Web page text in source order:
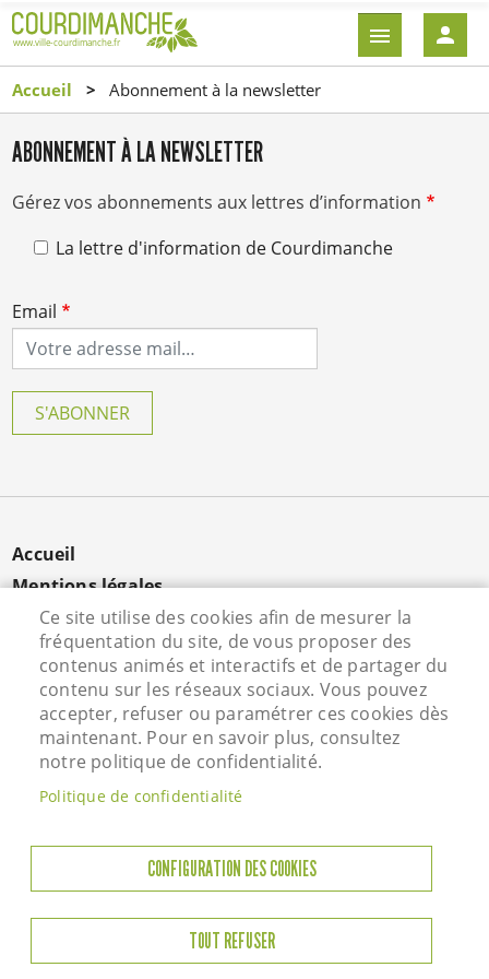
contenu
principal
EN-
TÊTE
Accueil Abonnement à la newsletter
ABONNEMENT À LA NEWSLETTER
Gérez vos abonnements aux lettres d’information
La lettre d'information de Courdimanche
Email
S'ABONNER
MENU
PIED
PAGE
Accueil
Mentions légales
Données personnelles
Cookies
Contact
S'identifier
Hôtel de Ville - Rue Vieille Saint Martin - 95800
Courdimanche - Tél. 01 34 46 72 00
Horaires d'ouverture
Mardi : 8h45-12h00 / 13h45-17h45
Jeudi : 8h45-12h00 / 13h45-17h45
Ce site utilise des cookies afin de mesurer la
fréquentation du site, de vous proposer des
contenus animés et interactifs et de partager du
contenu sur les réseaux sociaux. Vous pouvez
accepter, refuser ou paramétrer ces cookies dès
maintenant. Pour en savoir plus, consultez
notre politique de confidentialité.
Politique de confidentialité
CONFIGURATION DES COOKIES
TOUT REFUSER